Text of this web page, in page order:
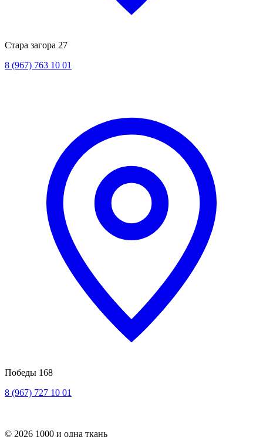
Стара загора 27
8 (967) 763 10 01
Победы 168
8 (967) 727 10 01
© 2026 1000 и одна ткань